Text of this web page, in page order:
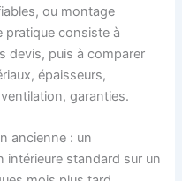
ou montage
pratique consiste à
devis, puis à comparer
épaisseurs,
garanties.
ancienne : un
intérieure standard sur un